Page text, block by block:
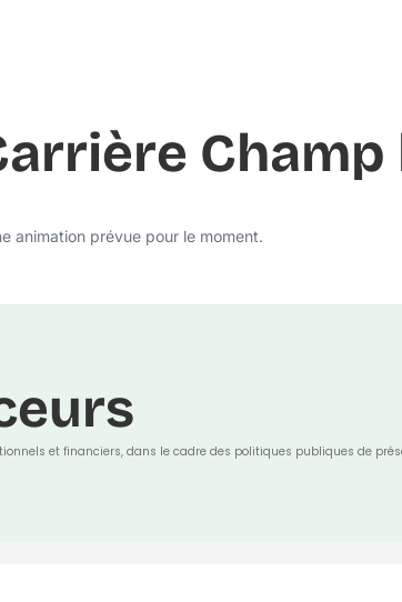
Champ
animation prévue pour le moment.
et financiers, dans le cadre des politiques publiques de